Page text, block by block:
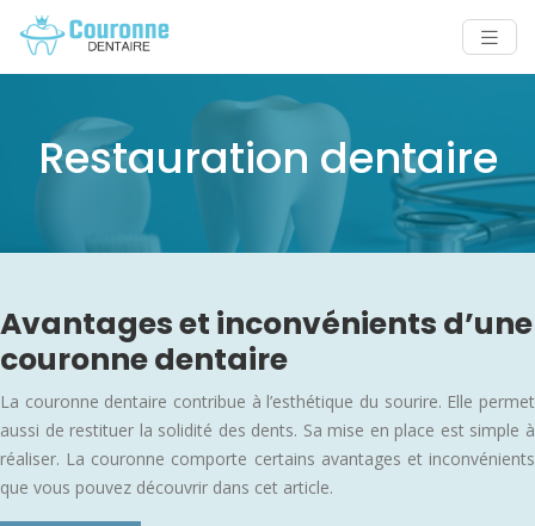
Restauration dentaire
Avantages et inconvénients d’une
couronne dentaire
La couronne dentaire contribue à l’esthétique du sourire. Elle permet
aussi de restituer la solidité des dents. Sa mise en place est simple à
réaliser. La couronne comporte certains avantages et inconvénients
que vous pouvez découvrir dans cet article.